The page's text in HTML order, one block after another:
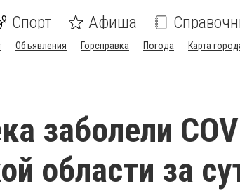
Спорт Афиша
Объявления Горсправка Погода Карта
заболели
области за